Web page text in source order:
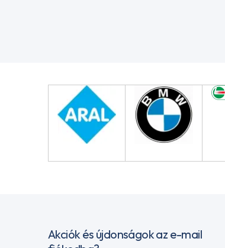
Akciók és újdonságok az e-mail